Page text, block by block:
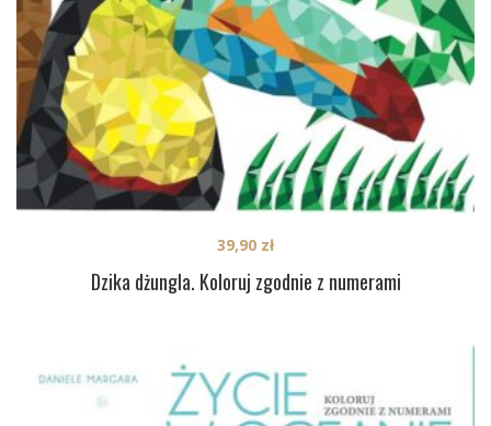
Dzika dżungla. Koloruj zgodnie z numerami
39,90 zł